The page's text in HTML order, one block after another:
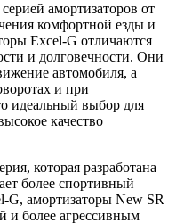
амортизаторов от
комфортной езды и
Excel-G отличаются
и долговечности. Они
автомобиля, а
и при
идеальный выбор для
качество
которая разработана
более спортивный
G, амортизаторы New SR
и более агрессивным